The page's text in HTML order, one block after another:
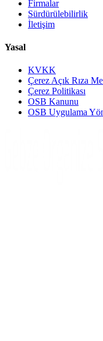
Firmalar
Sürdürülebilirlik
İletişim
Yasal
KVKK
Çerez Açık Rıza
Çerez Politikası
OSB Kanunu
OSB Uygulama